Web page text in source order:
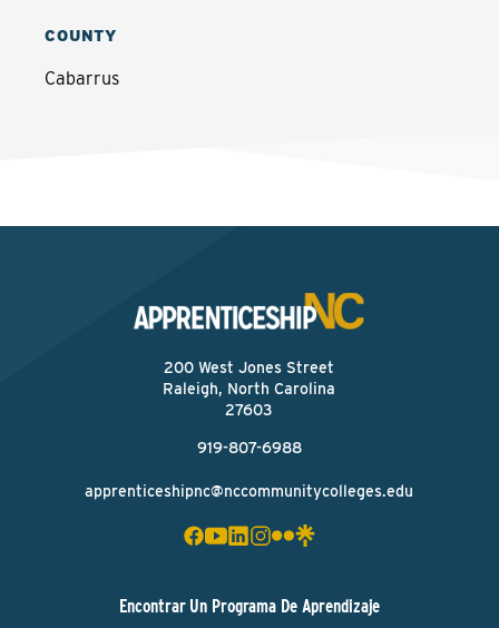
COUNTY
Cabarrus
200 West Jones Street
Raleigh, North Carolina
27603
919-807-6988
apprenticeshipnc@nccommunitycolleges.edu
Encontrar Un Programa De Aprendizaje